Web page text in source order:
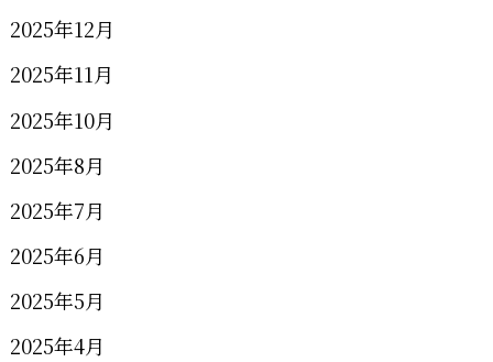
2025年12月
2025年11月
2025年10月
2025年8月
2025年7月
2025年6月
2025年5月
2025年4月